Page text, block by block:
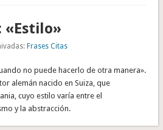
«Estilo»
Frases Citas
no puede hacerlo de otra manera».
alemán nacido en Suiza, que
cuyo estilo varía entre el
y la abstracción.